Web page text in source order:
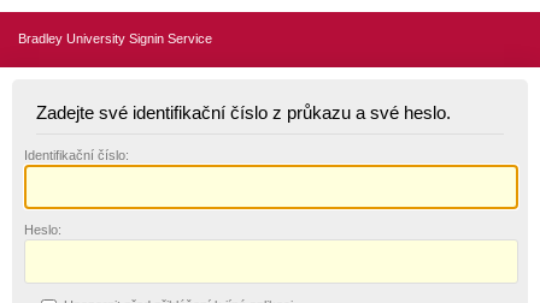
Bradley University Signin Service
Zadejte své identifikační číslo z průkazu a své heslo.
Identifikační číslo:
Heslo: